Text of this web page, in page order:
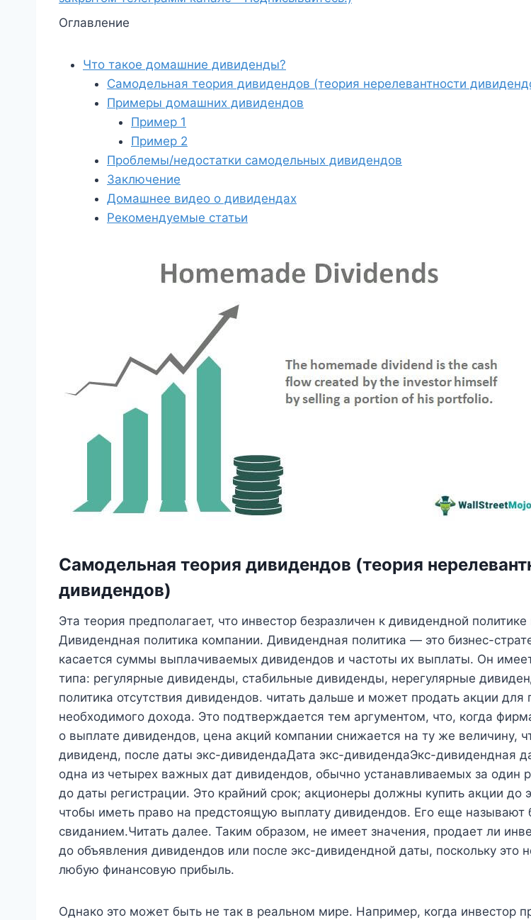
Оглавление
Что такое домашние дивиденды?
Самодельная теория дивидендов (теория нерелевантности
Примеры домашних дивидендов
Пример 1
Пример 2
Проблемы/недостатки самодельных дивидендов
Заключение
Домашнее видео о дивидендах
Рекомендуемые статьи
Самодельная теория дивидендов (теория
дивидендов)
Эта теория предполагает, что инвестор безразличен к дивидендной
Дивидендная политика компании. Дивидендная политика — это бизнес-
касается суммы выплачиваемых дивидендов и частоты их выплаты. Он
типа: регулярные дивиденды, стабильные дивиденды, нерегулярные
политика отсутствия дивидендов. читать дальше и может продать акции для
необходимого дохода. Это подтверждается тем аргументом, что, когда
о выплате дивидендов, цена акций компании снижается на ту же величину,
дивиденд, после даты экс-дивидендаДата экс-дивидендаЭкс-дивидендная
одна из четырех важных дат дивидендов, обычно устанавливаемых за один
до даты регистрации. Это крайний срок; акционеры должны купить акции до
чтобы иметь право на предстоящую выплату дивидендов. Его еще
свиданием.Читать далее. Таким образом, не имеет значения, продает ли
до объявления дивидендов или после экс-дивидендной даты, поскольку это
любую финансовую прибыль.
Однако это может быть не так в реальном мире. Например, когда инвестор